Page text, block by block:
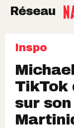
Réseau
Inspo
TikTok
sur